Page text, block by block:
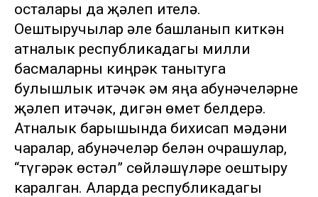
осталары да җәлеп ителә.
Оештыручылар әле башланып киткән
атналык республикадагы милли
басмаларны киңрәк танытуга
булышлык итәчәк һәм яңа абунәчеләрне
җәлеп итәчәк, дигән өмет белдерә.
Атналык барышында бихисап мәдәни
чаралар, абунәчеләр белән очрашулар,
“түгәрәк өстәл” сөйләшүләре оештыру
каралган. Аларда республикадагы